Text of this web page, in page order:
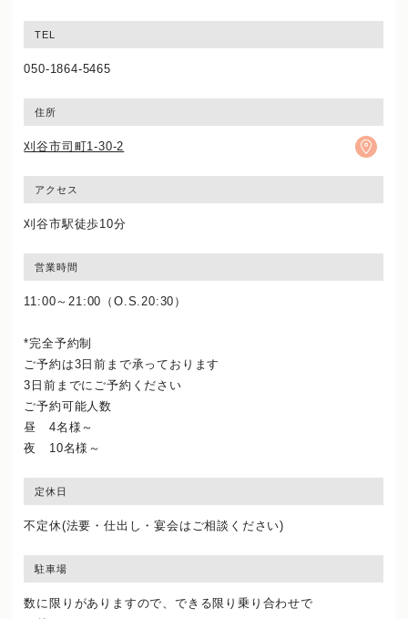
TEL
050-1864-5465
住所
刈谷市司町1-30-2
アクセス
刈谷市駅徒歩10分
営業時間
11:00～21:00（O.S.20:30）
*完全予約制
ご予約は3日前まで承っております
3日前までにご予約ください
ご予約可能人数
昼 4名様～
夜 10名様～
定休日
不定休(法要・仕出し・宴会はご相談ください)
駐車場
数に限りがありますので、できる限り乗り合わせで